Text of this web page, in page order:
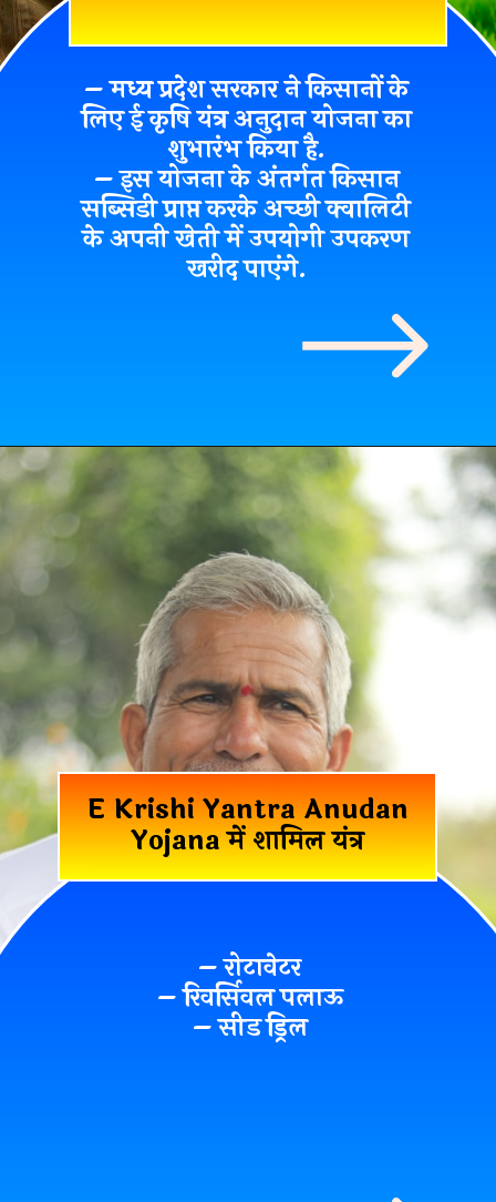
– मध्य प्रदेश सरकार ने किसानों के
लिएई कृषि यंत्र अनुदान योजना का
शुभारंभकिया है.
– इस योजना के अंतर्गत किसान
सब्सिडी प्राप्त करके अच्छी क्वालिटी
के अपनी खेती में उपयोगी उपकरण
खरीद पाएंगे.
E Krishi Yantra Anudan
Yojana में शामिल यंत्र
– रोटावेटर
– रिवर्सिवल पलाऊ
– सीड ड्रिल